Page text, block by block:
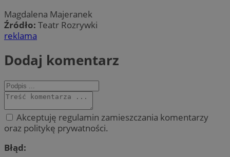
Magdalena Majeranek
Źródło: Teatr Rozrywki
reklama
Dodaj komentarz
Akceptuję regulamin zamieszczania komentarzy
oraz politykę prywatności.
Błąd: